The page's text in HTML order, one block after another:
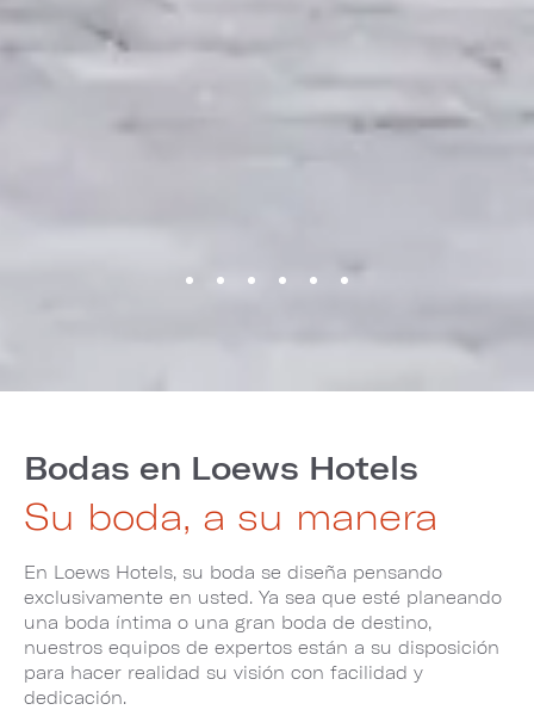
Bodas en Loews Hotels
Su boda, a su manera
En Loews Hotels, su boda se diseña pensando
exclusivamente en usted. Ya sea que esté planeando
una boda íntima o una gran boda de destino,
nuestros equipos de expertos están a su disposición
para hacer realidad su visión con facilidad y
dedicación.